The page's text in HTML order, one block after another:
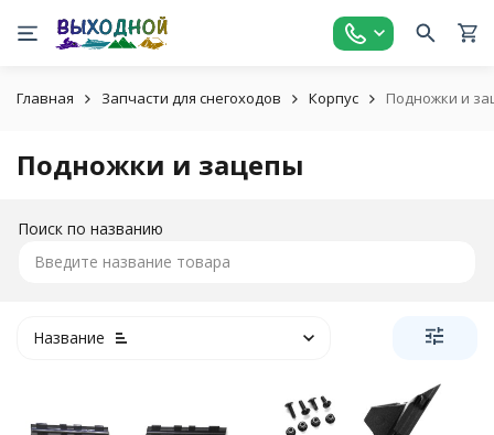
Главная Запчасти для снегоходов Корпус Подножки и
Подножки и зацепы
Поиск по названию
Название